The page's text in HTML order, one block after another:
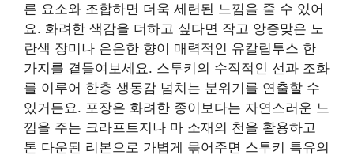
른 요소와 조합하면 더욱 세련된 느낌을 줄 수 있어
요. 화려한 색감을 더하고 싶다면 작고 앙증맞은 노
란색 장미나 은은한 향이 매력적인 유칼립투스 한
가지를 곁들여보세요. 스투키의 수직적인 선과 조화
를 이루어 한층 생동감 넘치는 분위기를 연출할 수
있거든요. 포장은 화려한 종이보다는 자연스러운 느
낌을 주는 크라프트지나 마 소재의 천을 활용하고
톤 다운된 리본으로 가볍게 묶어주면 스투키 특유의